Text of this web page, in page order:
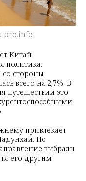
pro.info
Китай
политика.
со стороны
всего на 2,7%. В
путешествий это
привлекает
По
выбрали
его другим